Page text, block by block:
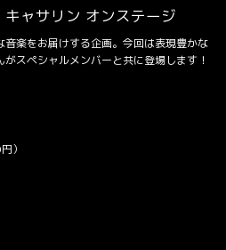
ャサリン オンステージ
楽をお届けする企画。今回は表現豊かな
スペシャルメンバーと共に登場します！
）